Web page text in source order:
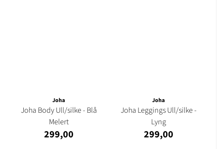
Joha
Joha Body Ull/silke - Blå
Melert
299,00
Joha
Joha Leggings Ull/silke -
Lyng
299,00